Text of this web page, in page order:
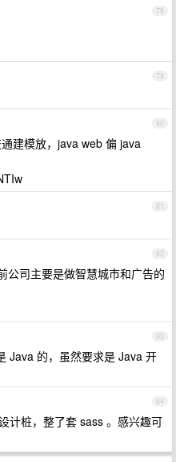
78
79
80
建模放，java web 偏 java
81
82
公司主要是做智慧城市和广告的
83
Java 的，虽然要求是 Java 开
84
计桩，整了套 sass 。感兴趣可